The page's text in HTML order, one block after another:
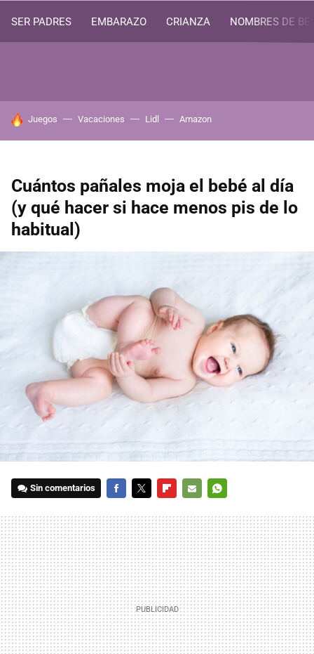
SER PADRES EMBARAZO CRIANZA NOMBRES DE
HOY SE HABLA DE
Juegos Vacaciones Lidl Amazon
Cuántos pañales moja el bebé al día
(y qué hacer si hace menos pis de lo
habitual)
Sin comentarios
MAIL